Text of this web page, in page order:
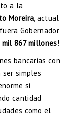
a la
Moreira , actual
Gobernador
mil 867 millones!
bancarias con
ser simples
si
cantidad
como el